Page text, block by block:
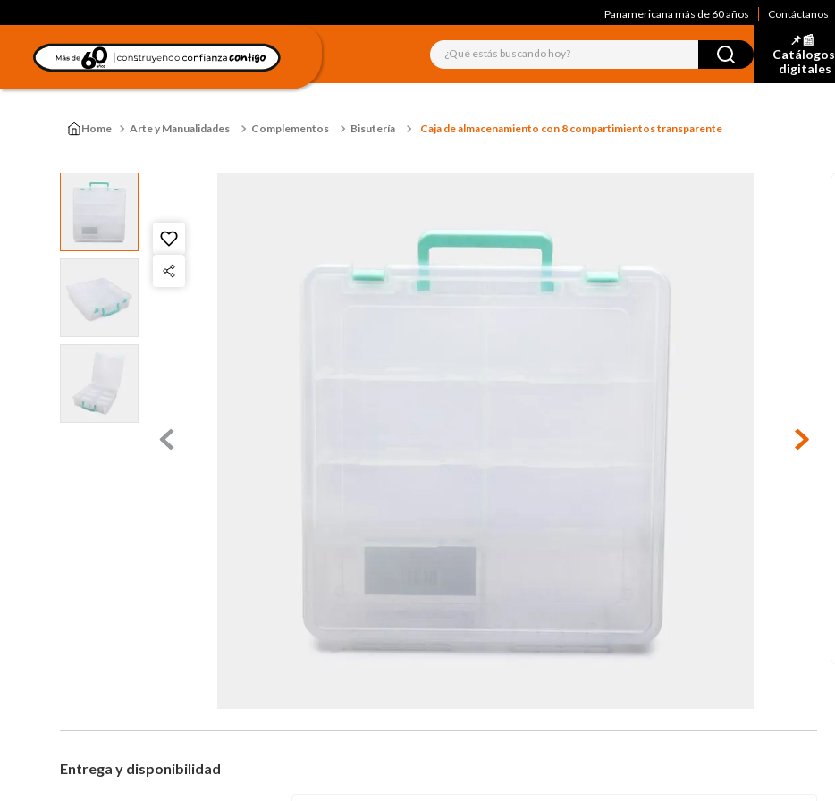
Panamericana más de 60 años Contáctanos
¿Qué estás buscando hoy?
📌📰
Catálogos
digitales
Arte y Manualidades Complementos Bisutería Caja de almacenamiento con 8 compartimientos transparente
Entrega y disponibilidad